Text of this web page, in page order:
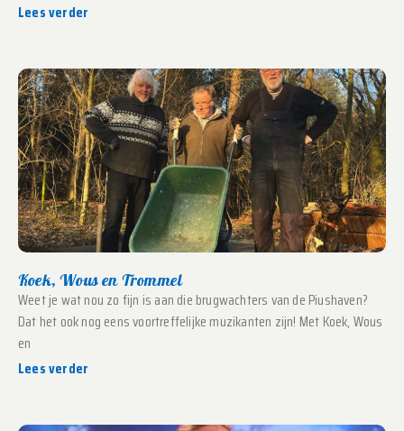
Lees verder
Koek, Wous en Trommel
Weet je wat nou zo fijn is aan die brugwachters van de Piushaven?
Dat het ook nog eens voortreffelijke muzikanten zijn! Met Koek, Wous
en
Lees verder